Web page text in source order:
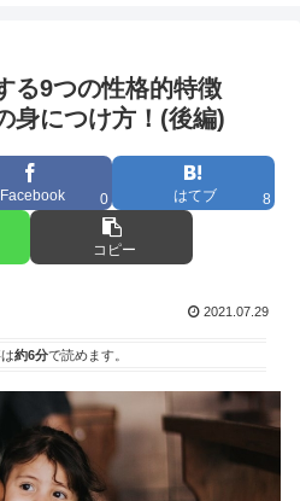
る9つの性格的特徴
身につけ方！(後編)
Facebook 0 はてブ 8
コピー
2021.07.29
約6分で読めます。